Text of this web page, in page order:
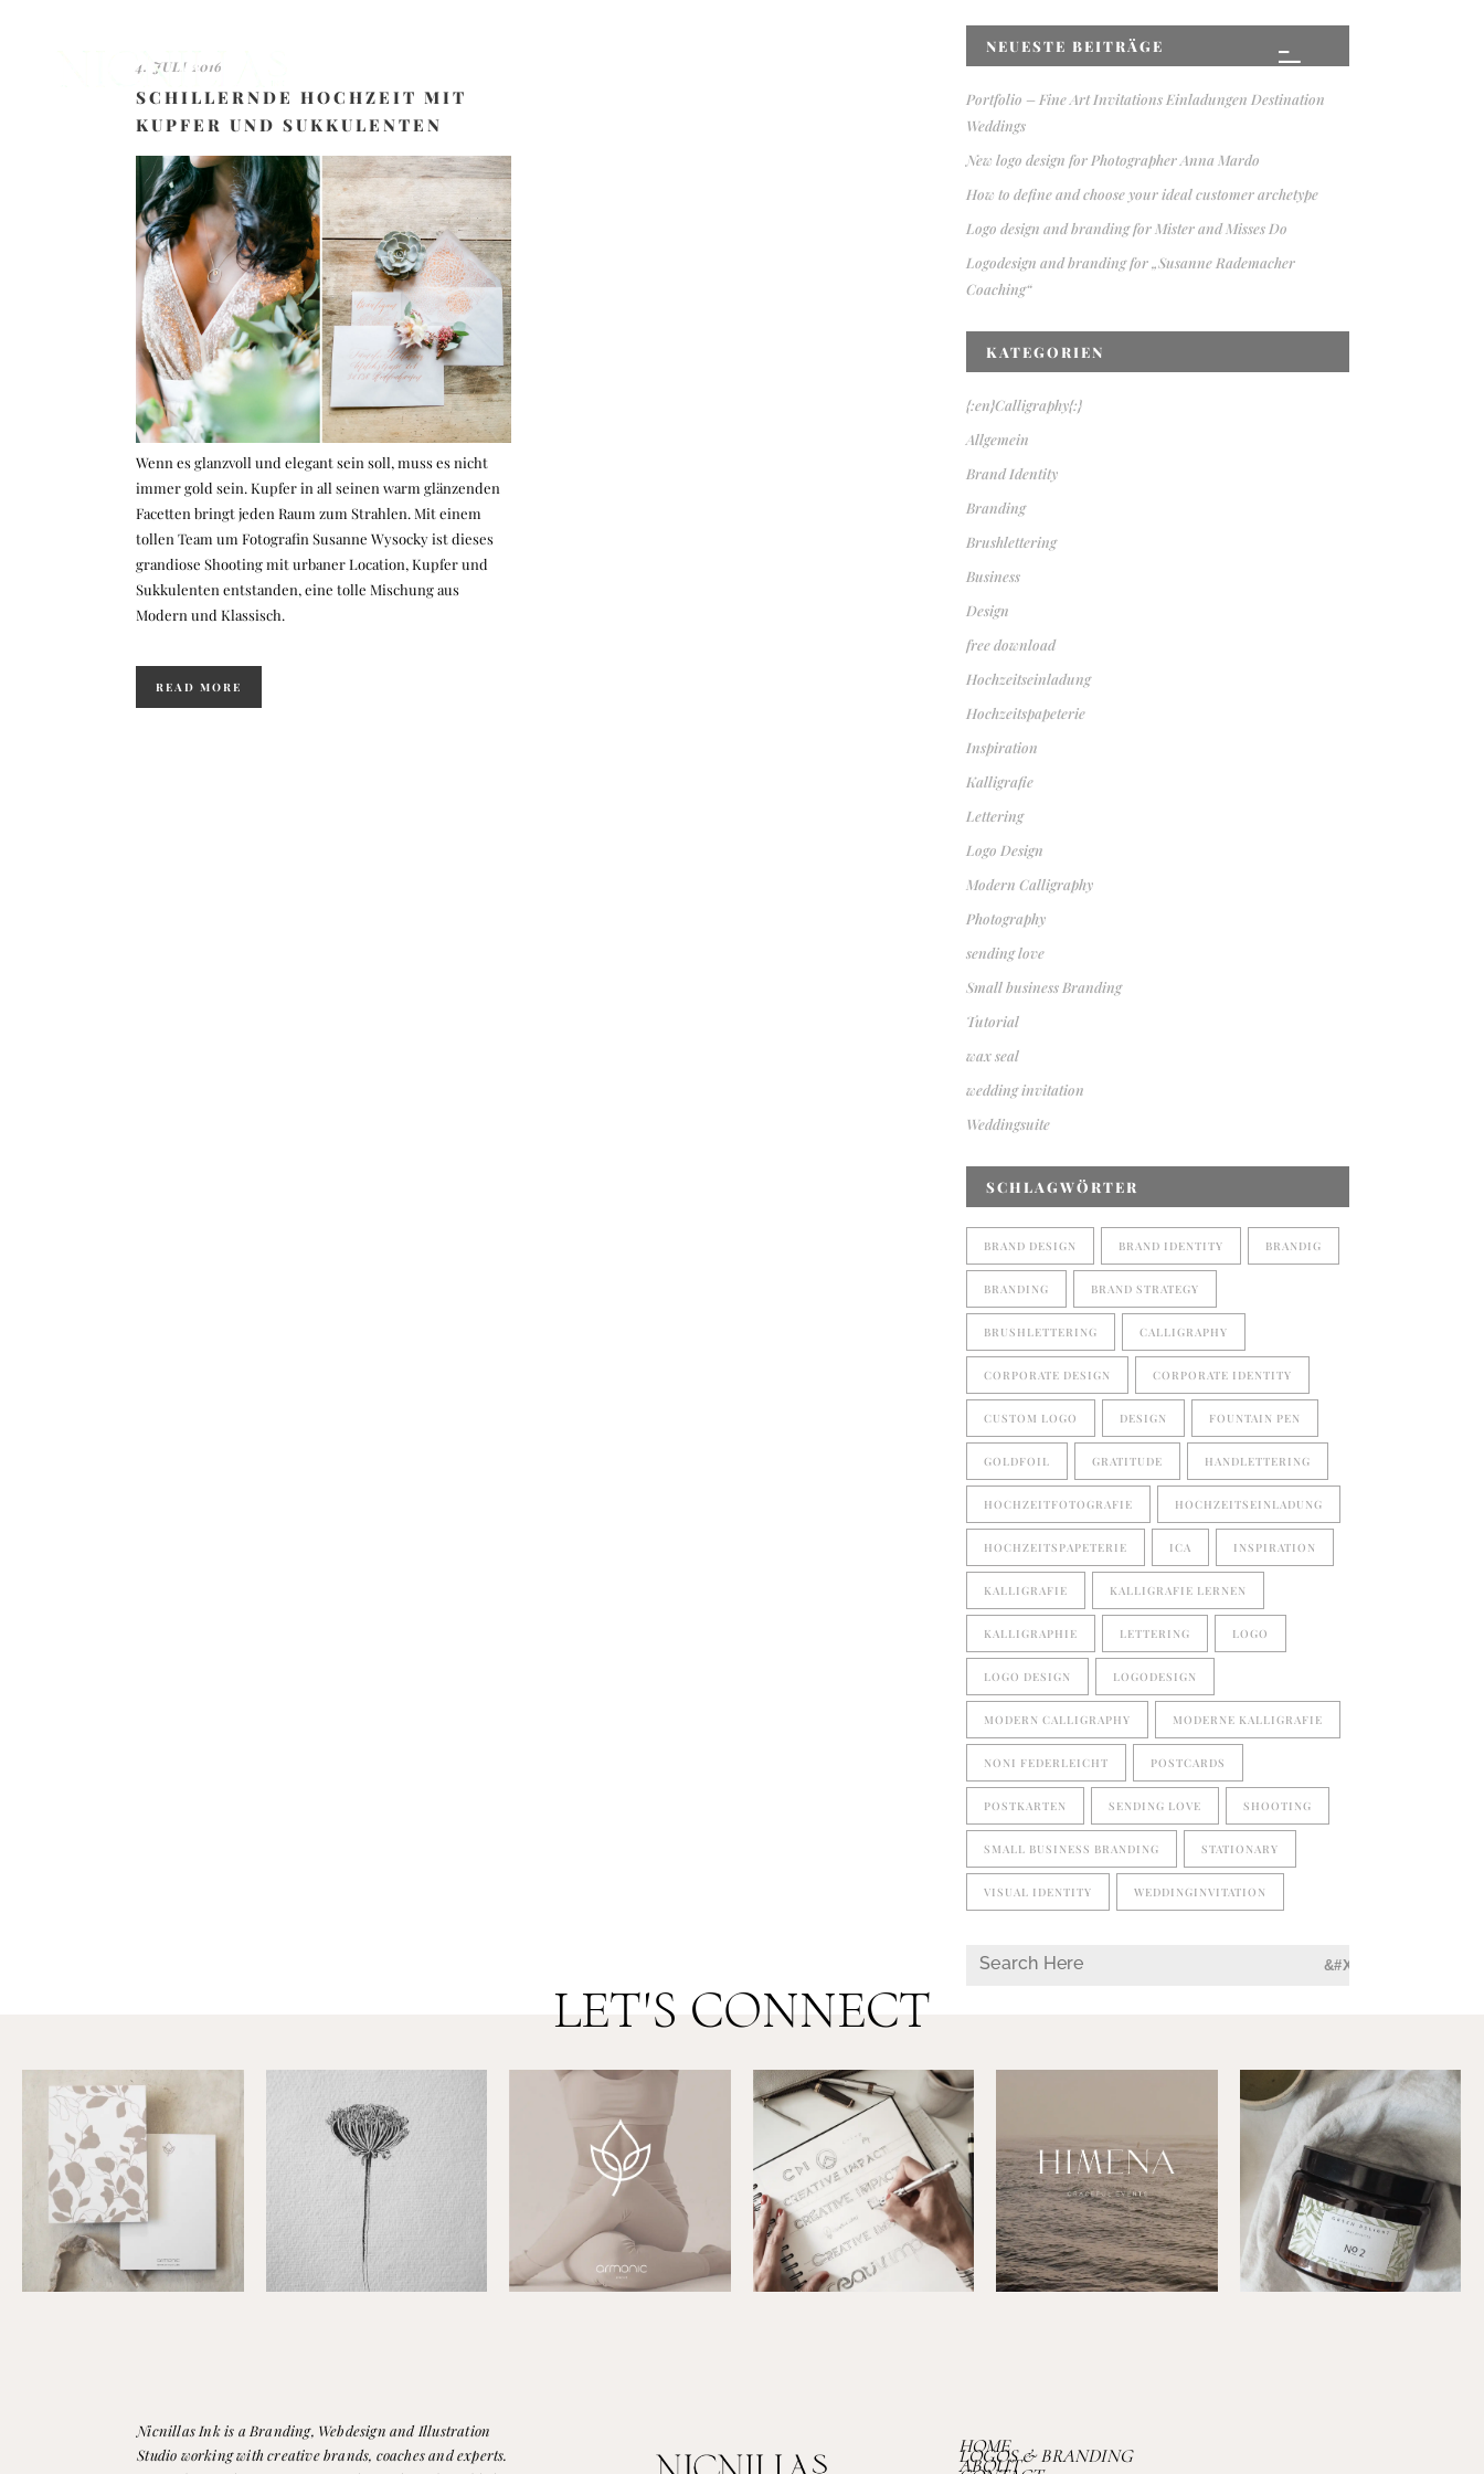
4. JULI 2016
SCHILLERNDE HOCHZEIT MIT
KUPFER UND SUKKULENTEN
Wenn es glanzvoll und elegant sein soll, muss es nicht
immer gold sein. Kupfer in all seinen warm glänzenden
Facetten bringt jeden Raum zum Strahlen. Mit einem
tollen Team um Fotografin Susanne Wysocky ist dieses
grandiose Shooting mit urbaner Location, Kupfer und
Sukkulenten entstanden, eine tolle Mischung aus
Modern und Klassisch.
READ MORE
NEUESTE BEITRÄGE
Portfolio – Fine Art Invitations Einladungen Destination
Weddings
New logo design for Photographer Anna Mardo
How to define and choose your ideal customer archetype
Logo design and branding for Mister and Misses Do
Logodesign and branding for „Susanne Rademacher
Coaching“
KATEGORIEN
{:en}Calligraphy{:}
Allgemein
Brand Identity
Branding
Brushlettering
Business
Design
free download
Hochzeitseinladung
Hochzeitspapeterie
Inspiration
Kalligrafie
Lettering
Logo Design
Modern Calligraphy
Photography
sending love
Small business Branding
Tutorial
wax seal
wedding invitation
Weddingsuite
SCHLAGWÖRTER
BRAND DESIGN BRAND IDENTITY BRANDIG
BRANDING BRAND STRATEGY
BRUSHLETTERING CALLIGRAPHY
CORPORATE DESIGN CORPORATE IDENTITY
CUSTOM LOGO DESIGN FOUNTAIN PEN
GOLDFOIL GRATITUDE HANDLETTERING
HOCHZEITFOTOGRAFIE HOCHZEITSEINLADUNG
HOCHZEITSPAPETERIE ICA INSPIRATION
KALLIGRAFIE KALLIGRAFIE LERNEN
KALLIGRAPHIE LETTERING LOGO
LOGO DESIGN LOGODESIGN
MODERN CALLIGRAPHY MODERNE KALLIGRAFIE
NONI FEDERLEICHT POSTCARDS
POSTKARTEN SENDING LOVE SHOOTING
SMALL BUSINESS BRANDING STATIONARY
VISUAL IDENTITY WEDDINGINVITATION
LET'S CONNECT
Nicnillas Ink is a Branding, Webdesign and Illustration
Studio working with creative brands, coaches and experts.
HOME
LOGOS & BRANDING
ABOUT